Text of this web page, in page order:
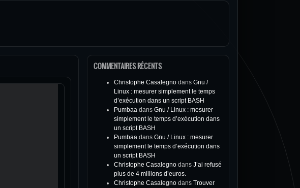
COMMENTAIRES RÉCENTS
Christophe Casalegno dans Gnu /
Linux : mesurer simplement le temps
d’exécution dans un script BASH
Pumbaa dans Gnu / Linux : mesurer
simplement le temps d’exécution dans
un script BASH
Pumbaa dans Gnu / Linux : mesurer
simplement le temps d’exécution dans
un script BASH
Christophe Casalegno dans J’ai refusé
plus de 4 millions d’euros.
Christophe Casalegno dans Trouver